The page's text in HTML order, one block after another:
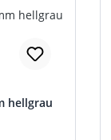
hellgrau